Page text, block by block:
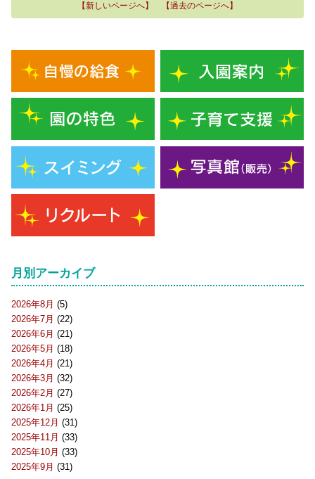
【新しいページへ】 【過去のページへ】
月別アーカイブ
2026年8月 (5)
2026年7月 (22)
2026年6月 (21)
2026年5月 (18)
2026年4月 (21)
2026年3月 (32)
2026年2月 (27)
2026年1月 (25)
2025年12月 (31)
2025年11月 (33)
2025年10月 (33)
2025年9月 (31)